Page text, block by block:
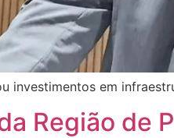
investimentos em
Região de